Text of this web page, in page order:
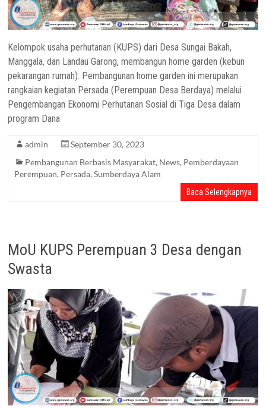
Kelompok usaha perhutanan (KUPS) dari Desa Sungai Bakah,
Manggala, dan Landau Garong, membangun home garden (kebun
pekarangan rumah). Pembangunan home garden ini merupakan
rangkaian kegiatan Persada (Perempuan Desa Berdaya) melalui
Pengembangan Ekonomi Perhutanan Sosial di Tiga Desa dalam
program Dana
admin
September 30, 2023
Pembangunan Berbasis Masyarakat, News, Pemberdayaan
Perempuan, Persada,Sumberdaya Alam
Baca Selengkapnya
MoU KUPS Perempuan 3 Desa dengan
Swasta